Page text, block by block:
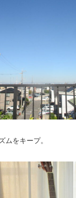
ムをキープ。